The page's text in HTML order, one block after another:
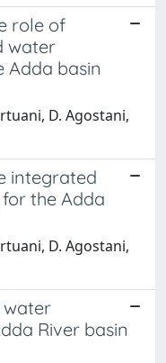
role of
water
Adda basin
D. Agostani,
integrated
the Adda
D. Agostani,
water
River basin